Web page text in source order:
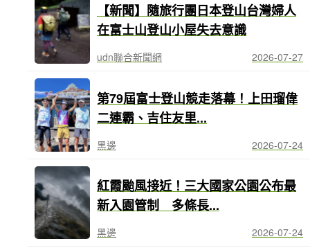
【新聞】隨旅行團日本登山台灣婦人
在富士山登山小屋失去意識
udn聯合新聞網 2026-07-27
第79屆富士登山競走落幕！上田瑠偉
二連霸、吉住友里...
黑邊 2026-07-24
紅霞颱風接近！三大國家公園公布最
新入園管制 多條長...
黑邊 2026-07-24